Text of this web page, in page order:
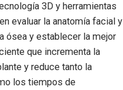
3D y herramientas
evaluar la anatomía facial y
ósea y establecer la mejor
que incrementa la
y reduce tanto la
los tiempos de